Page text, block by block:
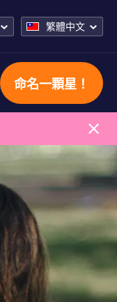
繁體中文
命名一顆星！